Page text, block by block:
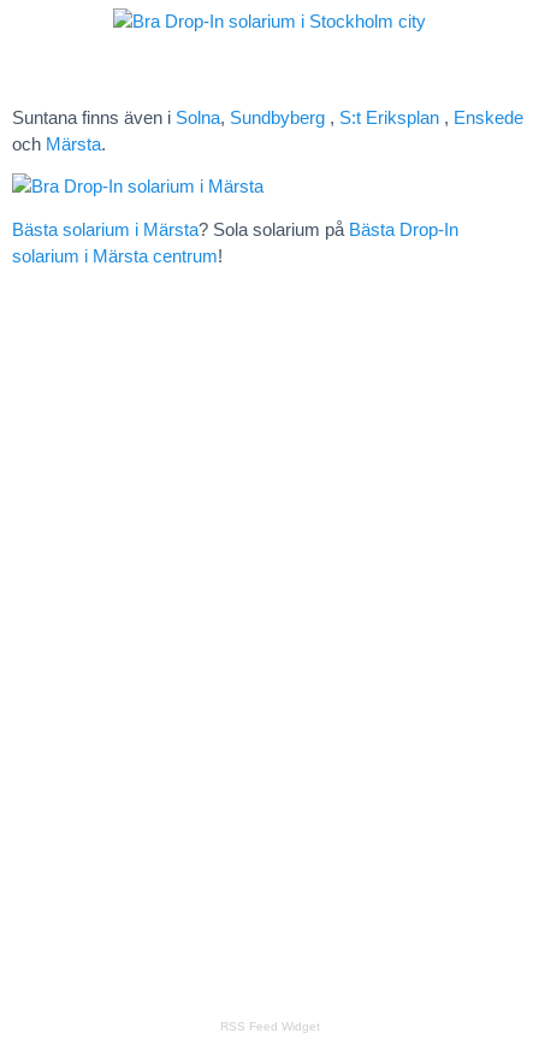
Suntana finns även i Solna, Sundbyberg , S:t Eriksplan , Enskede
och Märsta.
Bästa solarium i Märsta? Sola solarium på Bästa Drop-In
solarium i Märsta centrum!
RSS Feed Widget